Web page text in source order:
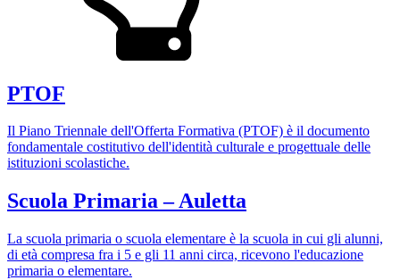
PTOF
Il Piano Triennale dell'Offerta Formativa (PTOF) è il documento
fondamentale costitutivo dell'identità culturale e progettuale delle
istituzioni scolastiche.
Scuola Primaria – Auletta
La scuola primaria o scuola elementare è la scuola in cui gli alunni,
di età compresa fra i 5 e gli 11 anni circa, ricevono l'educazione
primaria o elementare.